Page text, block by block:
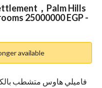
Mortgage
，Palm Hills
25000000 EGP -
available